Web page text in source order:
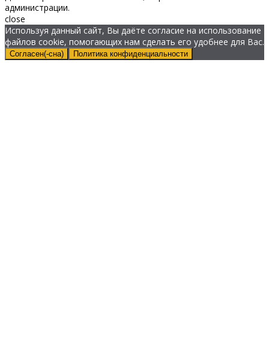
администрации.
close
Используя данный сайт, Вы даёте согласие на использование
файлов cookie, помогающих нам сделать его удобнее для Вас.
Согласен(-сна) Политика конфиденциальности